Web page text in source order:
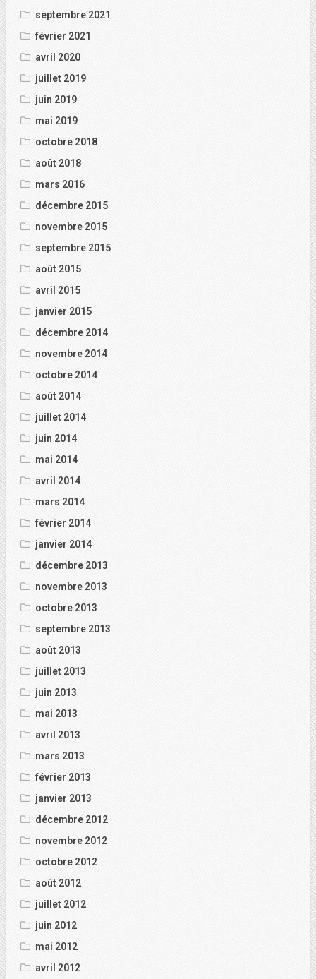
septembre 2021
février 2021
avril 2020
juillet 2019
juin 2019
mai 2019
octobre 2018
août 2018
mars 2016
décembre 2015
novembre 2015
septembre 2015
août 2015
avril 2015
janvier 2015
décembre 2014
novembre 2014
octobre 2014
août 2014
juillet 2014
juin 2014
mai 2014
avril 2014
mars 2014
février 2014
janvier 2014
décembre 2013
novembre 2013
octobre 2013
septembre 2013
août 2013
juillet 2013
juin 2013
mai 2013
avril 2013
mars 2013
février 2013
janvier 2013
décembre 2012
novembre 2012
octobre 2012
août 2012
juillet 2012
juin 2012
mai 2012
avril 2012